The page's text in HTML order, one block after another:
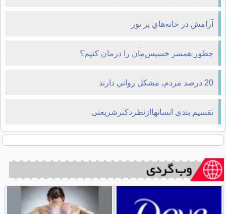
آرامش در خانه‌هاي پر نور
چطور همسر خسيس‌مان را درمان كنيم؟
20 درصد مردم، مشکل رواني دارند
تقسیم بندی انسانهاازنظردکترشریعتی